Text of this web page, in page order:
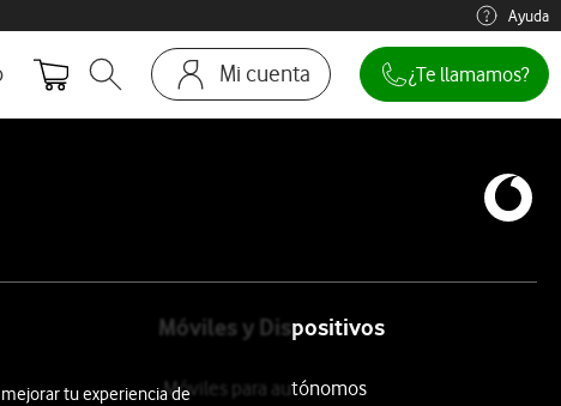
Ayuda
Abrir buscador. Abre en ventana modal
Mi cuenta
Ir a la pagina acceso clientes
¿Te llamamos?
Móviles y Dispositivos
Móviles para autónomos
tu experiencia de